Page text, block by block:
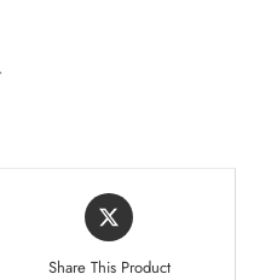
Share This Product